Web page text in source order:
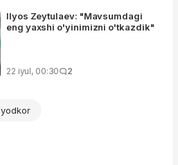
Ilyos Zeytulaev: "Mavsumdagi
eng yaxshi o'yinimizni o'tkazdik"
22 iyul, 00:30 2